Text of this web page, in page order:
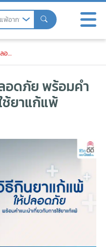
ย พร้อมคำแนะนำ
าแก้แพ้
อดภัย พร้อมคำ
ช้ยาแก้แพ้